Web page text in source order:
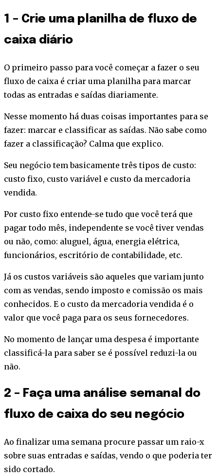
1 – Crie uma planilha de fluxo de
caixa diário
O primeiro passo para você começar a fazer o seu
fluxo de caixa é criar uma planilha para marcar
todas as entradas e saídas diariamente.
Nesse momento há duas coisas importantes para se
fazer: marcar e classificar as saídas. Não sabe como
fazer a classificação? Calma que explico.
Seu negócio tem basicamente três tipos de custo:
custo fixo, custo variável e custo da mercadoria
vendida.
Por custo fixo entende-se tudo que você terá que
pagar todo mês, independente se você tiver vendas
ou não, como: aluguel, água, energia elétrica,
funcionários, escritório de contabilidade, etc.
Já os custos variáveis são aqueles que variam junto
com as vendas, sendo imposto e comissão os mais
conhecidos. E o custo da mercadoria vendida é o
valor que você paga para os seus fornecedores.
No momento de lançar uma despesa é importante
classificá-la para saber se é possível reduzi-la ou
não.
2 – Faça uma análise semanal do
fluxo de caixa do seu negócio
Ao finalizar uma semana procure passar um raio-x
sobre suas entradas e saídas, vendo o que poderia ter
sido cortado.